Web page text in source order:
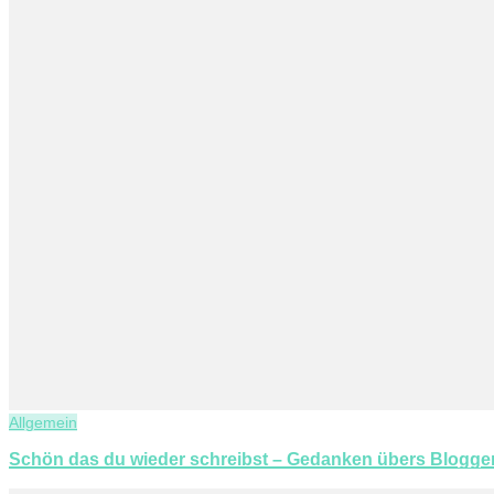
Allgemein
Schön das du wieder schreibst – Gedanken übers